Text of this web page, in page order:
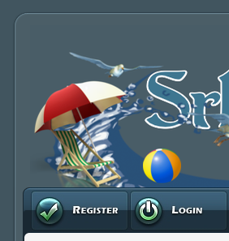
Registruj se Prijavite se